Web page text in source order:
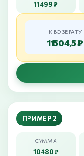
11499 ₽
К ВОЗВРАТУ
11504,5 ₽
ПРИМЕР 2
СУММА
10480 ₽